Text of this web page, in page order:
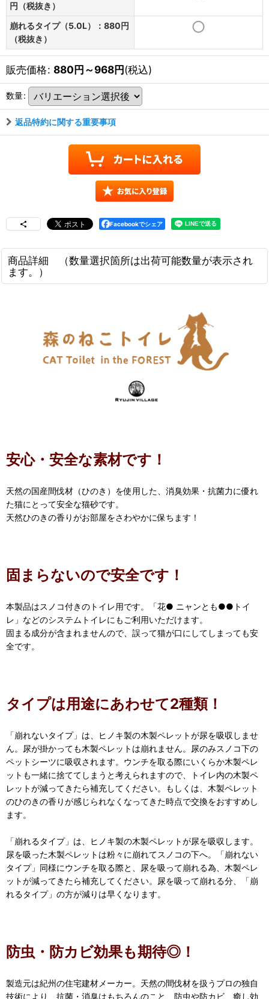
円（税抜き）
崩れるタイプ（5.0L）：880円
（税抜き）
販売価格: 880円～968円(税込)
数量:
返品特約に関する重要事項
Facebookでシェア
商品詳細 （数量選択箇所は出荷可能数量が表示され
ます。）
安心・安全な素材です！
天然の国産間伐材（ひのき）を使用した、消臭効果・抗菌力に優れ
た猫にとって安全な猫砂です。
天然ひのきの香りがお部屋をさわやかに保ちます！
固まらないので安全です！
本製品はスノコ付きのトイレ用です。「花● ニャンとも●●トイ
レ」などのシステムトイレにもご利用いただけます。
固まる成分が含まれませんので、誤って猫が口にしてしまっても安
全です。
タイプは用途にあわせて2種類！
「崩れないタイプ」は、ヒノキ製の木製ペレットが尿を吸収しませ
ん。尿が掛かっても木製ペレットは崩れません。尿のみスノコ下の
ペットシーツに吸収されます。ウンチを取る際にいくらか木製ペレ
ットも一緒に捨ててしまうと考えられますので、トイレ内の木製ペ
レットが減ってきたら補充してください。もしくは、木製ペレット
のひのきの香りが感じられなくなってきた時点で交換をおすすめし
ます。
「崩れるタイプ」は、ヒノキ製の木製ペレットが尿を吸収します。
尿を吸った木製ペレットは粉々に崩れてスノコの下へ。「崩れない
タイプ」同様にウンチを取る際と、尿を吸って崩れる為、木製ペレ
ットが減ってきたら補充してください。尿を吸って崩れる分、「崩
れるタイプ」の方が減りは早くなります。
防虫・防カビ効果も期待◎！
製造元は紀州の住宅建材メーカー。天然の間伐材を扱うプロの独自
技術により、抗菌・消臭はもちろんのこと、防虫や防カビ、癒し効